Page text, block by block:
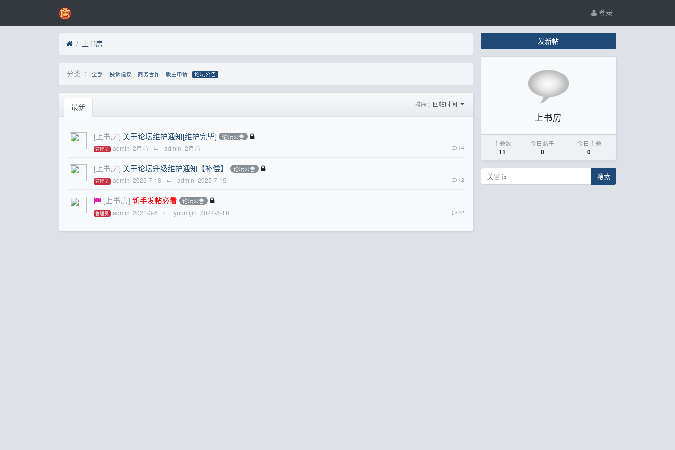
登录
上书房
分类 : 全部 投诉建议 商务合作 版主申请 论坛公告
最新 排序： 回帖时间
[上书房] 关于论坛维护通知[维护完毕] 论坛公告
管理员 admin 2月前 ← admin 2月前 14
[上书房] 关于论坛升级维护通知【补偿】 论坛公告
管理员 admin 2025-7-18 ← admin 2025-7-19 12
[上书房] 新手发帖必看 论坛公告
管理员 admin 2021-3-6 ← youmijin 2024-8-18 42
发新帖
上书房
主题数
11
今日贴子
0
今日主题
0
搜索